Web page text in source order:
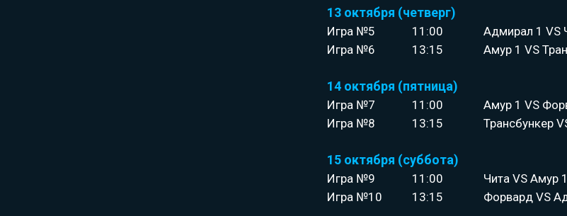
Игра №5
Игра №6
Игра №7
Игра №8
Игра №9
Игра №10
11:00
13:15
11:00
13:15
11:00
13:15
Адмирал 1 VS
Амур 1 VS
Амур 1 VS
Трансбункер
Чита VS Амур 1
Форвард VS
13 октября (четверг)
14 октября (пятница)
15 октября (суббота)